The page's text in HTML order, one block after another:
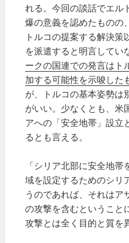
れる。今回の談話でエル
爆の意義を認めたものの
トルコの提案する解決
を派遣すると明言してい
ークの国連での発言はト
加する可能性を示唆した
が、トルコの基本姿勢は
がいい。少なくとも、米
アへの「安全地帯」設立
るとも言える。
「シリア北部に安全地
域を設定するためのシリ
うのであれば、それはア
の攻撃を含むということ
攻撃とは全く目的と質を